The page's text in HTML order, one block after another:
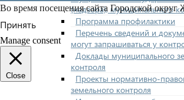
(надзора), муниципального
Программа профилактики
Перечень сведений и
могут запрашиваться у
Доклады муниципального
контроля
Проекты нормативно-
земельного контроля
Во время посещения сайта Городской
Принять
Manage consent
Close